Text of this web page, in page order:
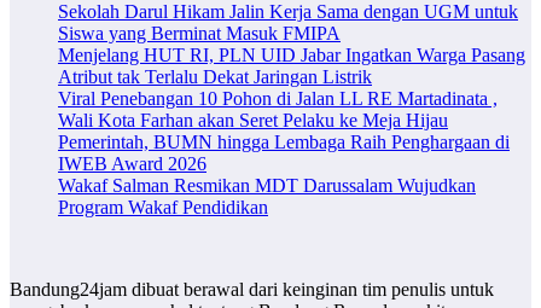
Sekolah Darul Hikam Jalin Kerja Sama dengan UGM untuk
Siswa yang Berminat Masuk FMIPA
Menjelang HUT RI, PLN UID Jabar Ingatkan Warga Pasang
Atribut tak Terlalu Dekat Jaringan Listrik
Viral Penebangan 10 Pohon di Jalan LL RE Martadinata ,
Wali Kota Farhan akan Seret Pelaku ke Meja Hijau
Pemerintah, BUMN hingga Lembaga Raih Penghargaan di
IWEB Award 2026
Wakaf Salman Resmikan MDT Darussalam Wujudkan
Program Wakaf Pendidikan
Bandung24jam dibuat berawal dari keinginan tim penulis untuk